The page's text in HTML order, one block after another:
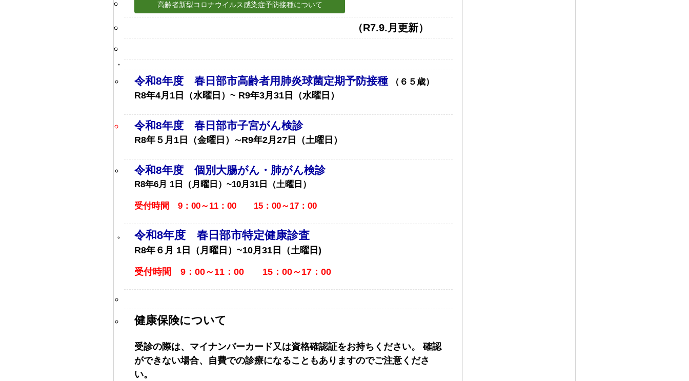
高齢者新型コロナウイルス感染症予防接種について
（R7.9.月更新）
令和8年度 春日部市高齢者用肺炎球菌定期予防接種 （６５歳）
R8年4月1日（水曜日）~ R9年3月31日（水曜日）
令和8年度 春日部市子宮がん検診
R8年５月1日（金曜日）∼R9年2月27日（土曜日）
令和8年度 個別大腸がん・肺がん検診
R8年6月 1日（月曜日）~10月31日（土曜日）
受付時間 9：00～11：00 15：00～17：00
令和8年度 春日部市特定健康診査
R8年６月 1日（月曜日）~10月31日（土曜日)
受付時間 9：00～11：00 15：00～17：00
健康保険について
受診の際は、マイナンバーカード又は資格確認証をお持ちください。 確認
ができない場合、自費での診療になることもありますのでご注意くださ
い。